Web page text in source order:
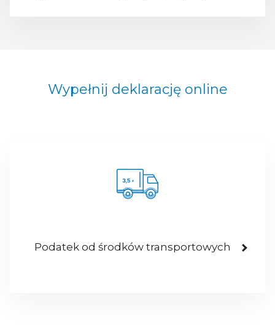
Wypełnij deklarację online
Podatek od środków transportowych